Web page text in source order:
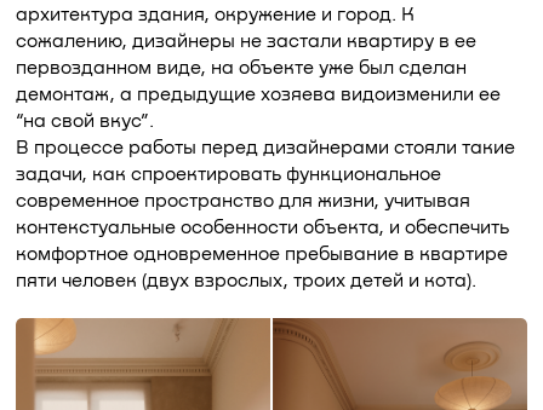
архитектура здания, окружение и город. К
сожалению, дизайнеры не застали квартиру в ее
первозданном виде, на объекте уже был сделан
демонтаж, а предыдущие хозяева видоизменили ее
“на свой вкус”.
В процессе работы перед дизайнерами стояли такие
задачи, как спроектировать функциональное
современное пространство для жизни, учитывая
контекстуальные особенности объекта, и обеспечить
комфортное одновременное пребывание в квартире
пяти человек (двух взрослых, троих детей и кота).